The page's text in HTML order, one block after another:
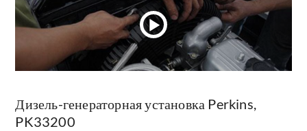
Дизель-генераторная установка Perkins,
PK33200